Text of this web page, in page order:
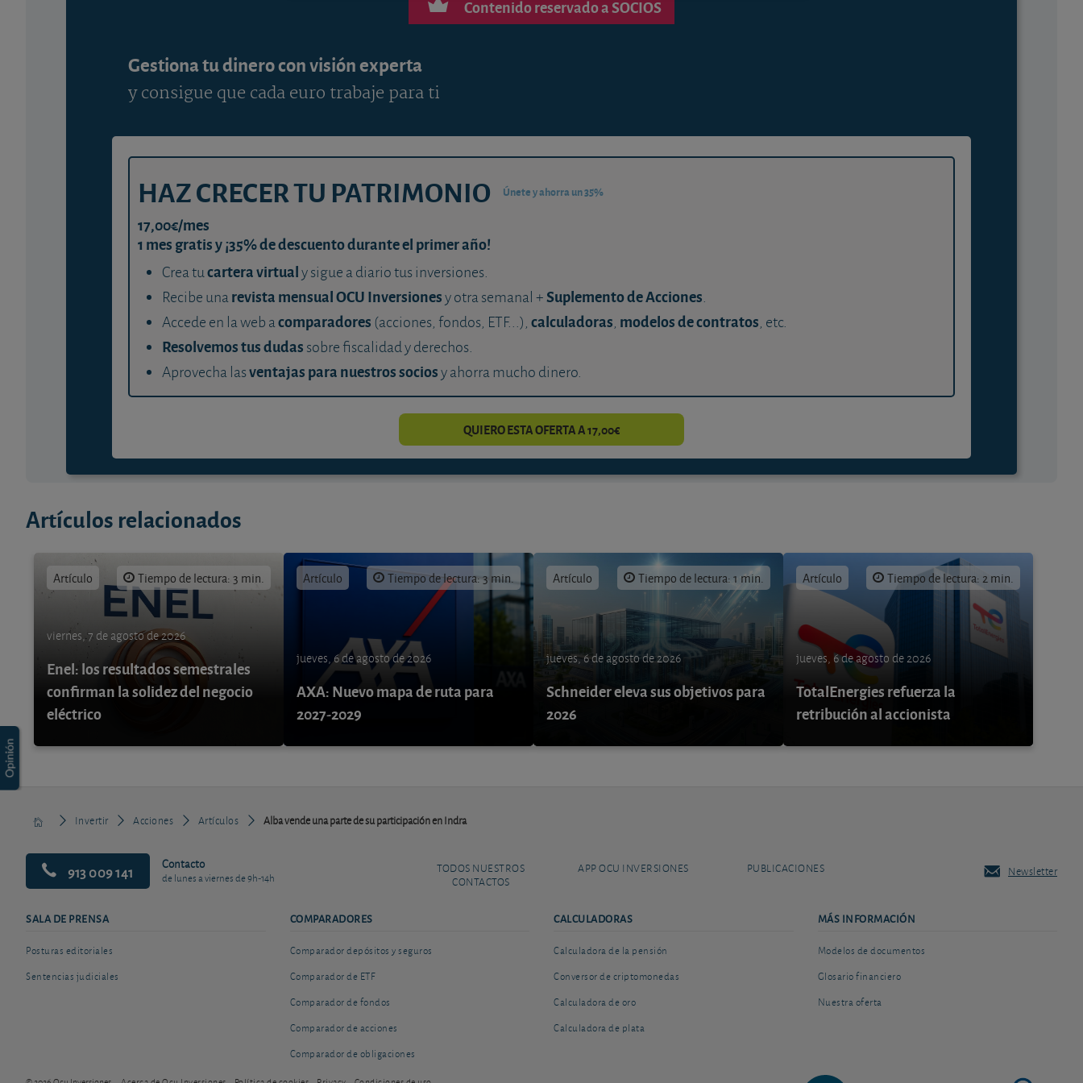
Contenido reservado a SOCIOS
Gestiona tu dinero con visión experta
y consigue que cada euro trabaje para ti
HAZ CRECER TU PATRIMONIO Únete y ahorra un 35%
17,00€/mes
1 mes gratis y ¡35% de descuento durante el primer año!
Crea tucartera virtualy sigue a diario tus inversiones.
Recibe unarevista mensual OCU Inversionesy otra semanal +Suplemento de Acciones.
Accede en la web acomparadores (acciones, fondos, ETF...), calculadoras, modelos de contratos, etc.
Resolvemos tus dudas sobre fiscalidad y derechos.
Aprovecha lasventajas para nuestros sociosy ahorra mucho dinero.
QUIERO ESTA OFERTA A 17,00€
Artículos relacionados
Artículo Tiempo de lectura: 3 min.
viernes, 7 de agosto de 2026
Enel: los resultados semestrales
confirman la solidez del negocio
eléctrico
Artículo Tiempo de lectura: 3 min.
jueves, 6 de agosto de 2026
AXA: Nuevo mapa de ruta para
2027-2029
Artículo Tiempo de lectura: 1 min.
jueves, 6 de agosto de 2026
Schneider eleva sus objetivos para
2026
Artículo Tiempo de lectura: 2 min.
jueves, 6 de agosto de 2026
TotalEnergies refuerza la
retribución al accionista
Invertir Acciones Artículos Alba vende una parte de su participación en Indra
913 009 141 Contacto
de lunes a viernes de 9h-14h
TODOS NUESTROS
CONTACTOS
APP OCU INVERSIONES PUBLICACIONES Newsletter
SALA DE PRENSA
Posturas editoriales
Sentencias judiciales
COMPARADORES
Comparador depósitos y seguros
Comparador de ETF
Comparador de fondos
Comparador de acciones
Comparador de obligaciones
CALCULADORAS
Calculadora de la pensión
Conversor de criptomonedas
Calculadora de oro
Calculadora de plata
MÁS INFORMACIÓN
Modelos de documentos
Glosario financiero
Nuestra oferta